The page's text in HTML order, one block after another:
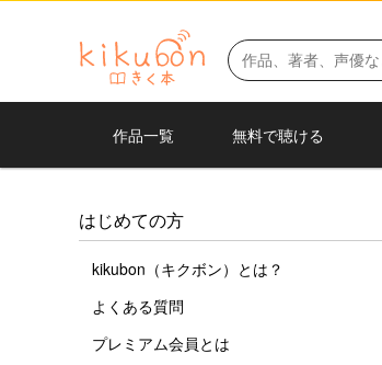
作品一覧 無料で聴ける
はじめての方
kikubon（キクボン）とは？
よくある質問
プレミアム会員とは